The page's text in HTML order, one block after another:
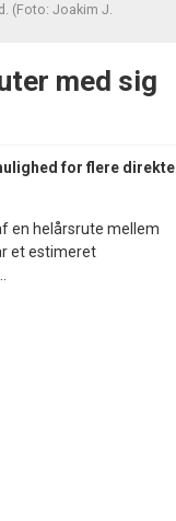
(Foto: Joakim J.
med sig
for flere direkte
en helårsrute mellem
et estimeret